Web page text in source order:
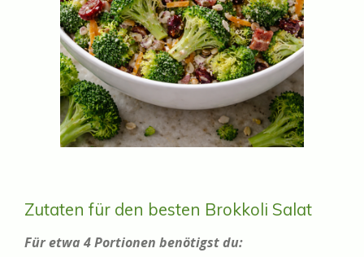
Zutaten für den besten Brokkoli Salat
Für etwa 4 Portionen benötigst du: